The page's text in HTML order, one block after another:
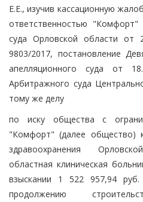
Е.Е., изучив кассационную
ответственностью
суда Орловской области от
9803/2017, постановление
апелляционного суда от
Арбитражного суда
тому же делу
по иску общества с
"Комфорт" (далее общество)
здравоохранения
областная клиническая
взыскании 1 522 957,94
продолжению